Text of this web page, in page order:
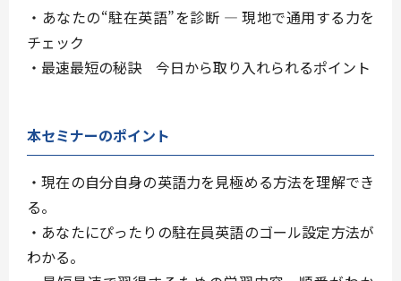
・あなたの“駐在英語”を診断 ― 現地で通用する力を
チェック
・最速最短の秘訣 今日から取り入れられるポイント
本セミナーのポイント
・現在の自分自身の英語力を見極める方法を理解でき
る。
・あなたにぴったりの駐在員英語のゴール設定方法が
わかる。